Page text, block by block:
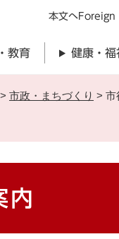
本文へForeign
教育 健康・福
> 市政・まちづくり > 市
内